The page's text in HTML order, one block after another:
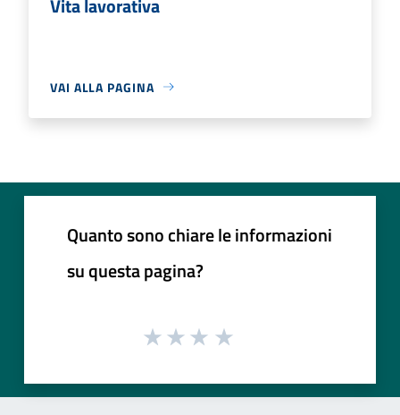
VAI ALLA PAGINA
Quanto sono chiare le informazioni
su questa pagina?